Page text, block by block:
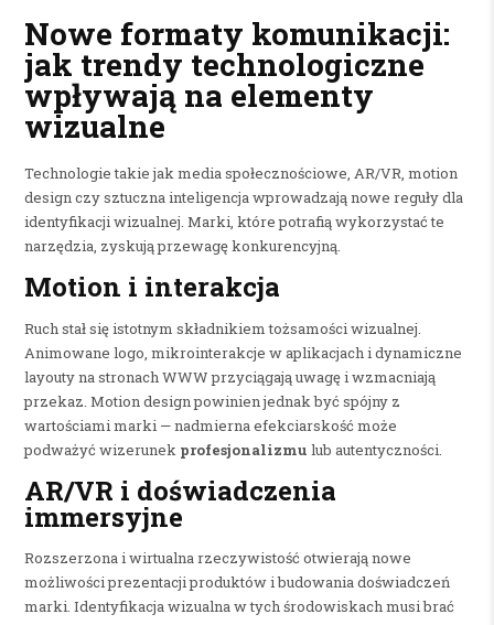
Nowe formaty komunikacji:
jak trendy technologiczne
wpływają na elementy
wizualne
Technologie takie jak media społecznościowe, AR/VR, motion
design czy sztuczna inteligencja wprowadzają nowe reguły dla
identyfikacji wizualnej. Marki, które potrafią wykorzystać te
narzędzia, zyskują przewagę konkurencyjną.
Motion i interakcja
Ruch stał się istotnym składnikiem tożsamości wizualnej.
Animowane logo, mikrointerakcje w aplikacjach i dynamiczne
layouty na stronach WWW przyciągają uwagę i wzmacniają
przekaz. Motion design powinien jednak być spójny z
wartościami marki — nadmierna efekciarskość może
podważyć wizerunek profesjonalizmu lub autentyczności.
AR/VR i doświadczenia
immersyjne
Rozszerzona i wirtualna rzeczywistość otwierają nowe
możliwości prezentacji produktów i budowania doświadczeń
marki. Identyfikacja wizualna w tych środowiskach musi brać